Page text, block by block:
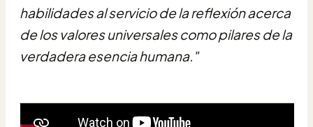
habilidades al servicio de la reflexión acerca
de los valores universales como pilares de la
verdadera esencia humana."